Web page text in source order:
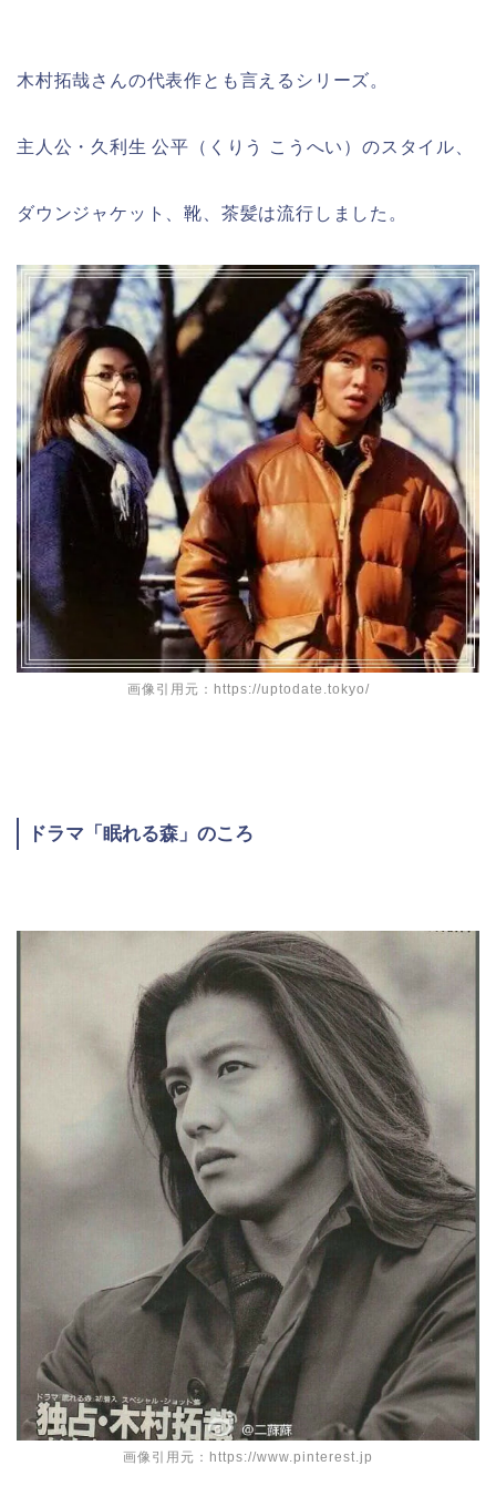
木村拓哉さんの代表作とも言えるシリーズ。
主人公・久利生 公平（くりう こうへい）のスタイル、
ダウンジャケット、靴、茶髪は流行しました。
画像引用元：https://uptodate.tokyo/
ドラマ「眠れる森」のころ
画像引用元：https://www.pinterest.jp